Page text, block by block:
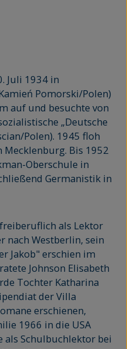
Juli 1934 in
Pomorski/Polen)
auf und besuchte von
„Deutsche
Polen). 1945 floh
Mecklenburg. Bis 1952
Oberschule in
Germanistik in
als Lektor
nach Westberlin, sein
Jakob" erschien im
Johnson Elisabeth
Tochter Katharina
der Villa
erschienen,
1966 in die USA
als Schulbuchlektor bei